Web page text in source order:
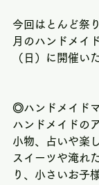
今回はとんど祭
月のハンドメイ
（日）に開催い
◎ハンドメイド
ハンドメイドの
小物、占いや楽
スイーツや淹れ
り、小さいお子